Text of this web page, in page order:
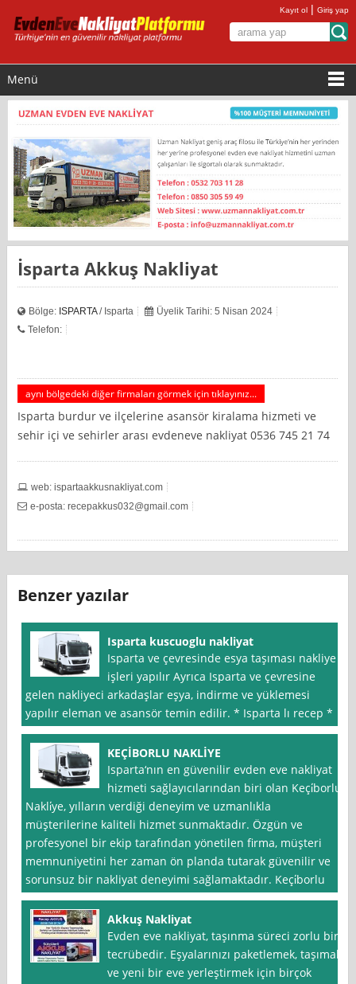
Kayıt ol |Giriş yap
Menü
İsparta Akkuş Nakliyat
Bölge: ISPARTA/ Isparta
Üyelik Tarihi: 5 Nisan 2024
Telefon:
aynı bölgedeki diğer firmaları görmek için tıklayınız...
Isparta burdur ve ilçelerine asansör kiralama hizmeti ve
sehir içi ve sehirler arası evdeneve nakliyat 0536 745 21 74
web: ispartaakkusnakliyat.com
e-posta:recepakkus032@gmail.com
Benzer yazılar
Isparta kuscuoglu nakliyat
Isparta ve çevresinde esya taşıması nakliye
işleri yapılır Ayrıca Isparta ve çevresine
gelen nakliyeci arkadaşlar eşya, indirme ve yüklemesi
yapılır eleman ve asansör temin edilir. * Isparta lı recep *
KEÇİBORLU NAKLİYE
Isparta‘nın en güvenilir evden eve nakliyat
hizmeti sağlayıcılarından biri olan Keçi̇borlu
Nakli̇ye, yılların verdiği deneyim ve uzmanlıkla
müşterilerine kaliteli hizmet sunmaktadır. Özgün ve
profesyonel bir ekip tarafından yönetilen firma, müşteri
memnuniyetini her zaman ön planda tutarak güvenilir ve
sorunsuz bir nakliyat deneyimi sağlamaktadır. Keçi̇borlu
Akkuş Nakliyat
Evden eve nakliyat, taşınma süreci zorlu bir
tecrübedir. Eşyalarınızı paketlemek, taşımak
ve yeni bir eve yerleştirmek için birçok